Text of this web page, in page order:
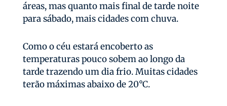
áreas, mas quanto mais final de tarde noite
para sábado, mais cidades com chuva.
Como o céu estará encoberto as
temperaturas pouco sobem ao longo da
tarde trazendo um dia frio. Muitas cidades
terão máximas abaixo de 20°C.